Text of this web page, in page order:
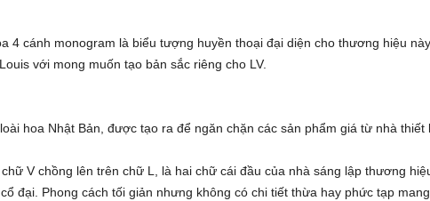
4 cánh monogram là biểu tượng huyền thoại đại diện cho thương hiệu
với mong muốn tạo bản sắc riêng cho LV.
hoa Nhật Bản, được tạo ra để ngăn chặn các sản phẩm giá từ nhà thiết
V chồng lên trên chữ L, là hai chữ cái đầu của nhà sáng lập thương
đại. Phong cách tối giản nhưng không có chi tiết thừa hay phức tạp